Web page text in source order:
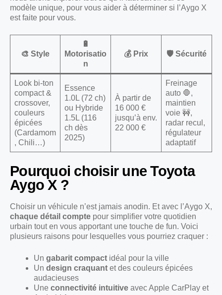
modèle unique, pour vous aider à déterminer si l’Aygo X
est faite pour vous.
🎨 Style
🔋
Motorisatio
n
💰 Prix 🛡️ Sécurité
Look bi-ton
compact &
crossover,
couleurs
épicées
(Cardamom
, Chili…)
Essence
1.0L (72 ch)
ou Hybride
1.5L (116
ch dès
2025)
À partir de
16 000 €
jusqu’à env.
22 000 €
Freinage
auto 🛑,
maintien
voie 🚧,
radar recul,
régulateur
adaptatif
Pourquoi choisir une Toyota
Aygo X ?
Choisir un véhicule n’est jamais anodin. Et avec l’Aygo X,
chaque détail compte pour simplifier votre quotidien
urbain tout en vous apportant une touche de fun. Voici
plusieurs raisons pour lesquelles vous pourriez craquer :
Un gabarit compact idéal pour la ville
Un design craquant et des couleurs épicées
audacieuses
Une connectivité intuitive avec Apple CarPlay et